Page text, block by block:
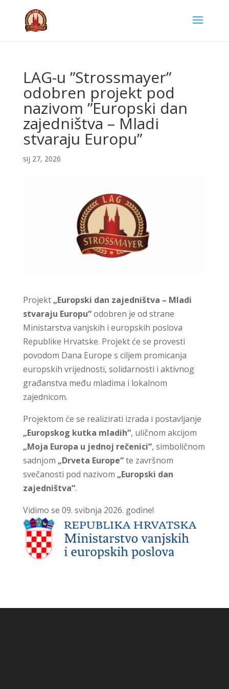
LAG-u ”Strossmayer”
odobren projekt pod
nazivom ”Europski dan
zajedništva – Mladi
stvaraju Europu”
sij 27, 2026
Projekt „Europski dan zajedništva – Mladi
stvaraju Europu“odobren je od strane
Ministarstva vanjskih i europskih poslova
Republike Hrvatske. Projekt će se provesti
povodom Dana Europe s ciljem promicanja
europskih vrijednosti, solidarnosti i aktivnog
građanstva među mladima i lokalnom
zajednicom.
Projektom će se realizirati izrada i postavljanje
„Europskog kutka mladih“, uličnom akcijom
„Moja Europa u jednoj rečenici“, simboličnom
sadnjom „Drveta Europe“te završnom
svečanosti pod nazivom „Europski dan
zajedništva“.
Vidimo se 09. svibnja 2026. godine!